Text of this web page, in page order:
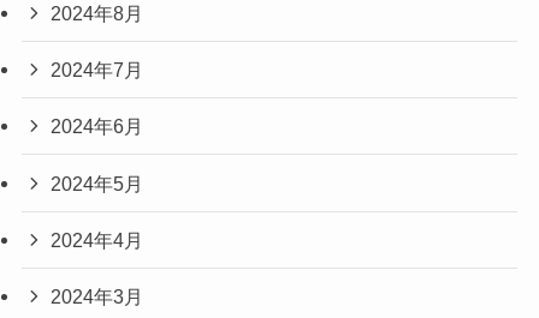
2024年8月
2024年7月
2024年6月
2024年5月
2024年4月
2024年3月